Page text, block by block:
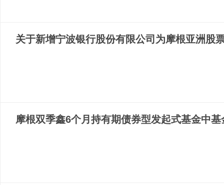
关于新增宁波银行股份有限公司为摩根亚洲股
摩根双季鑫6个月持有期债券型发起式基金中